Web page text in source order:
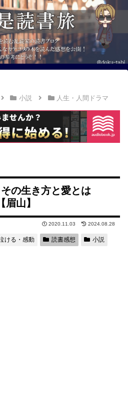
小説 人生・人間ドラマ
の生き方と愛とは
【眉山】
2020.11.03 2024.08.28
ける・感動 読書感想 小説